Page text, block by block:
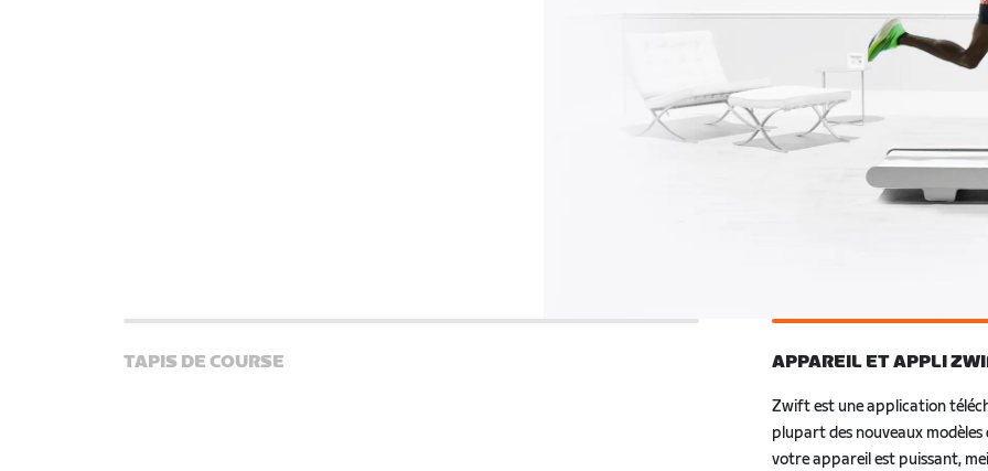
TAPIS DE COURSE APPAREIL ET APPLI